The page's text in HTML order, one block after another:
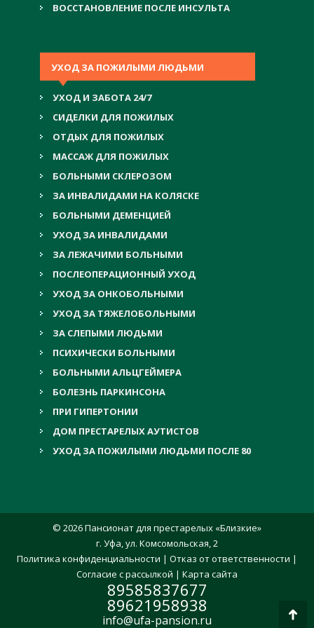
ВОССТАНОВЛЕНИЕ ПОСЛЕ ИНСУЛЬТА
УХОД ЗА ПОЖИЛЫМИ ЛЮДЬМИ
УХОД И ЗАБОТА 24/7
СИДЕЛКИ ДЛЯ ПОЖИЛЫХ
ОТДЫХ ДЛЯ ПОЖИЛЫХ
МАССАЖ ДЛЯ ПОЖИЛЫХ
БОЛЬНЫМИ СКЛЕРОЗОМ
ЗА ИНВАЛИДАМИ НА КОЛЯСКЕ
БОЛЬНЫМИ ДЕМЕНЦИЕЙ
УХОД ЗА ИНВАЛИДАМИ
ЗА ЛЕЖАЧИМИ БОЛЬНЫМИ
ПОСЛЕОПЕРАЦИОННЫЙ УХОД
УХОД ЗА ОНКОБОЛЬНЫМИ
УХОД ЗА ТЯЖЕЛОБОЛЬНЫМИ
ЗА СЛЕПЫМИ ЛЮДЬМИ
ПСИХИЧЕСКИ БОЛЬНЫМИ
БОЛЬНЫМИ АЛЬЦГЕЙМЕРА
БОЛЕЗНЬ ПАРКИНСОНА
ПРИ ГИПЕРТОНИИ
ДОМ ПРЕСТАРЕЛЫХ АУТИСТОВ
УХОД ЗА ПОЖИЛЫМИ ЛЮДЬМИ ПОСЛЕ 80
© 2026 Пансионат для престарелых «Близкие»
г. Уфа, ул. Комсомольская, 2
Политика конфиденциальности | Отказ от ответственности |
Согласие с рассылкой | Карта сайта
89585837677
89621958938
info@ufa-pansion.ru